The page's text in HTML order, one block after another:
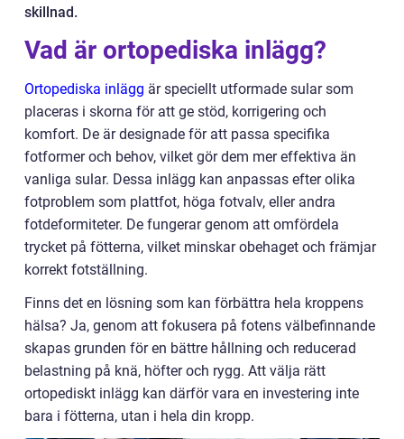
skillnad.
Vad är ortopediska inlägg?
Ortopediska inlägg är speciellt utformade sular som
placeras i skorna för att ge stöd, korrigering och
komfort. De är designade för att passa specifika
fotformer och behov, vilket gör dem mer effektiva än
vanliga sular. Dessa inlägg kan anpassas efter olika
fotproblem som plattfot, höga fotvalv, eller andra
fotdeformiteter. De fungerar genom att omfördela
trycket på fötterna, vilket minskar obehaget och främjar
korrekt fotställning.
Finns det en lösning som kan förbättra hela kroppens
hälsa? Ja, genom att fokusera på fotens välbefinnande
skapas grunden för en bättre hållning och reducerad
belastning på knä, höfter och rygg. Att välja rätt
ortopediskt inlägg kan därför vara en investering inte
bara i fötterna, utan i hela din kropp.